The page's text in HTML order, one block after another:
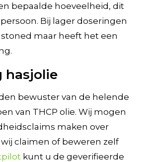
bepaalde hoeveelheid, dit
Bij lager doseringen
maar heeft het een
hasjolie
bewuster van de helende
van THCP olie. Wij mogen
maken over
claimen of beweren zelf
kunt u de geverifieerde